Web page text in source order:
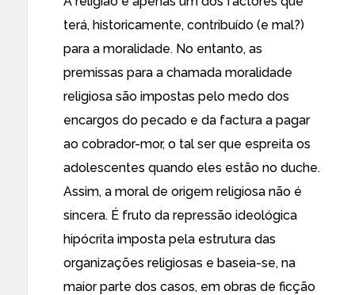
terá, historicamente, contribuído (e mal?)
para a moralidade. No entanto, as
premissas para a chamada moralidade
religiosa são impostas pelo medo dos
encargos do pecado e da factura a pagar
ao cobrador-mor, o tal ser que espreita os
adolescentes quando eles estão no duche.
Assim, a moral de origem religiosa não é
sincera. É fruto da repressão ideológica
hipócrita imposta pela estrutura das
organizações religiosas e baseia-se, na
maior parte dos casos, em obras de ficção